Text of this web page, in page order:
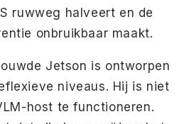
ruwweg halveert en de
onbruikbaar maakt.
Jetson is ontworpen
niveaus. Hij is niet
host te functioneren.